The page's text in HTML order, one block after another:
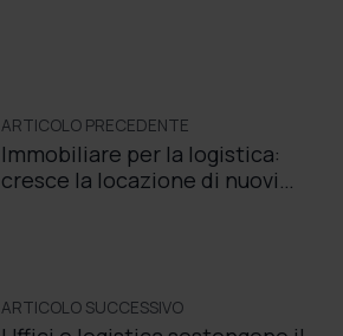
ARTICOLO PRECEDENTE
Immobiliare per la logistica:
cresce la locazione di nuovi
ARTICOLO SUCCESSIVO